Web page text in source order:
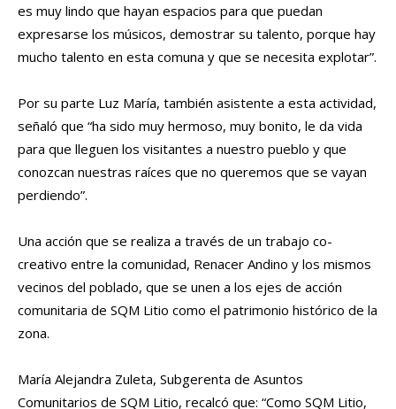
es muy lindo que hayan espacios para que puedan
expresarse los músicos, demostrar su talento, porque hay
mucho talento en esta comuna y que se necesita explotar”.
Por su parte Luz María, también asistente a esta actividad,
señaló que “ha sido muy hermoso, muy bonito, le da vida
para que lleguen los visitantes a nuestro pueblo y que
conozcan nuestras raíces que no queremos que se vayan
perdiendo”.
Una acción que se realiza a través de un trabajo co-
creativo entre la comunidad, Renacer Andino y los mismos
vecinos del poblado, que se unen a los ejes de acción
comunitaria de SQM Litio como el patrimonio histórico de la
zona.
María Alejandra Zuleta, Subgerenta de Asuntos
Comunitarios de SQM Litio, recalcó que: “Como SQM Litio,